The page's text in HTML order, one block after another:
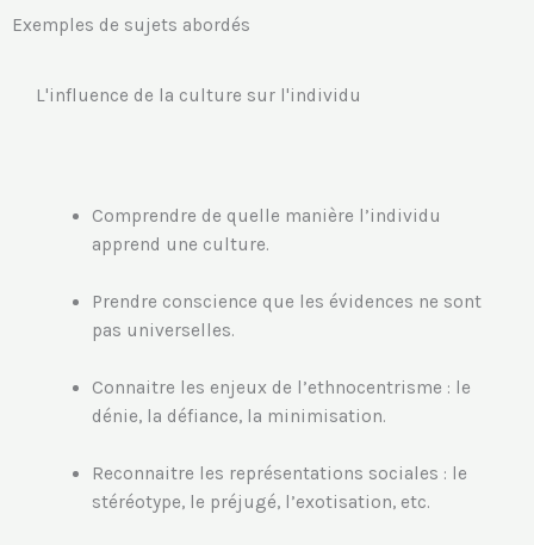
m
Exemples de sujets abordés
L'influence de la culture sur l'individu
Comprendre de quelle manière l’individu
apprend une culture.
Prendre conscience que les évidences ne sont
pas universelles.
Connaitre les enjeux de l’ethnocentrisme : le
dénie, la défiance, la minimisation.
Reconnaitre les représentations sociales : le
stéréotype, le préjugé, l’exotisation, etc.